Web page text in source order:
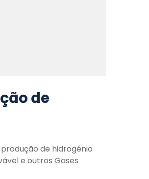
de
de hidrogénio
e outros Gases